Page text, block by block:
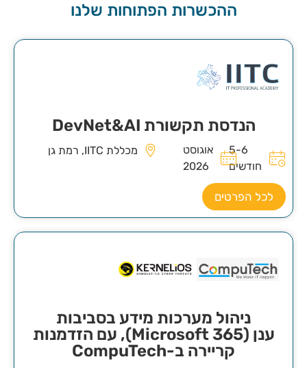
ההכשרות הפתוחות שלנו
הנדסת תקשורת DevNet&AI
5-6
חודשים
אוגוסט
2026
מכללת IITC, רמת גן
לכל הפרטים
ניהול מערכות מידע בסביבות
ענן (Microsoft 365), עם הזדמנות
קריירה ב-CompuTech